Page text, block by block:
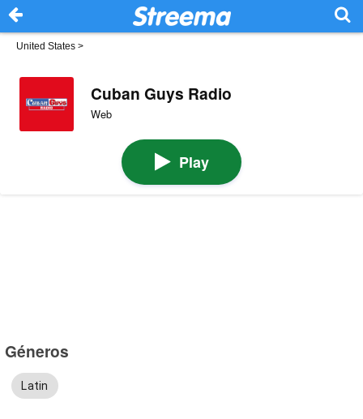
United States >
Cuban Guys Radio
Web
Play
Géneros
Latin